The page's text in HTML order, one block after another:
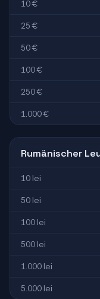
10 €
25 €
50 €
100 €
250 €
1.000 €
Rumänischer
10 lei
50 lei
100 lei
500 lei
1.000 lei
5.000 lei